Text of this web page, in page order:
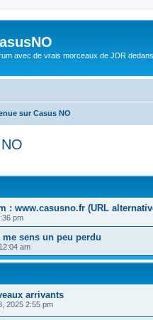
avec de vrais morceaux de JDR dedans.
sur Casus NO
: www.casusno.fr (URL
pm
sens un peu perdu
am
arrivants
2025 2:55 pm